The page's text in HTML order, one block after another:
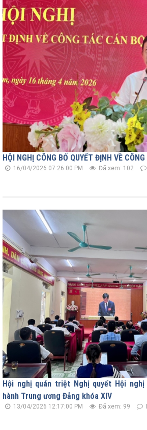
HỘI NGHỊ CÔNG BỐ QUYẾT ĐỊNH VỀ
16/04/2026 07:26:00 PM Đã xem: 102
Hội nghị quán triệt Nghị quyết Hội
hành Trung ương Đảng khóa XIV
13/04/2026 12:17:00 PM Đã xem: 99